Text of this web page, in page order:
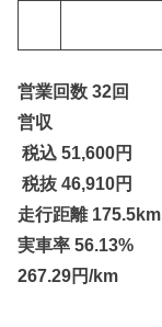
営業回数 32回
営収
税込 51,600円
税抜 46,910円
走行距離 175.5km
実車率 56.13%
267.29円/km